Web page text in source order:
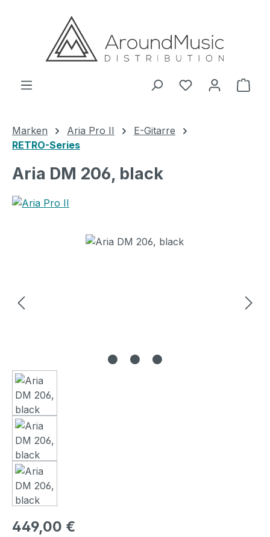
Zum Hauptinhalt springen
Marken Aria Pro II
E-Gitarre
RETRO-Series
Aria DM 206, black
Bildergalerie überspringen
Regulärer Preis:
449,00 €